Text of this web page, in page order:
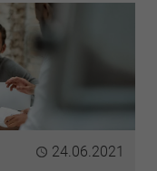
Publiziert
24.06.2021